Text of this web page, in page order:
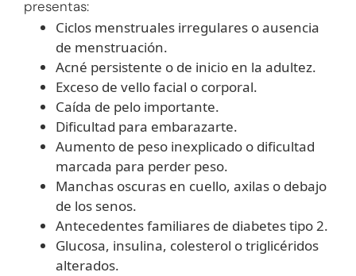
presentas:
Ciclos menstruales irregulares o ausencia
de menstruación.
Acné persistente o de inicio en la adultez.
Exceso de vello facial o corporal.
Caída de pelo importante.
Dificultad para embarazarte.
Aumento de peso inexplicado o dificultad
marcada para perder peso.
Manchas oscuras en cuello, axilas o debajo
de los senos.
Antecedentes familiares de diabetes tipo 2.
Glucosa, insulina, colesterol o triglicéridos
alterados.